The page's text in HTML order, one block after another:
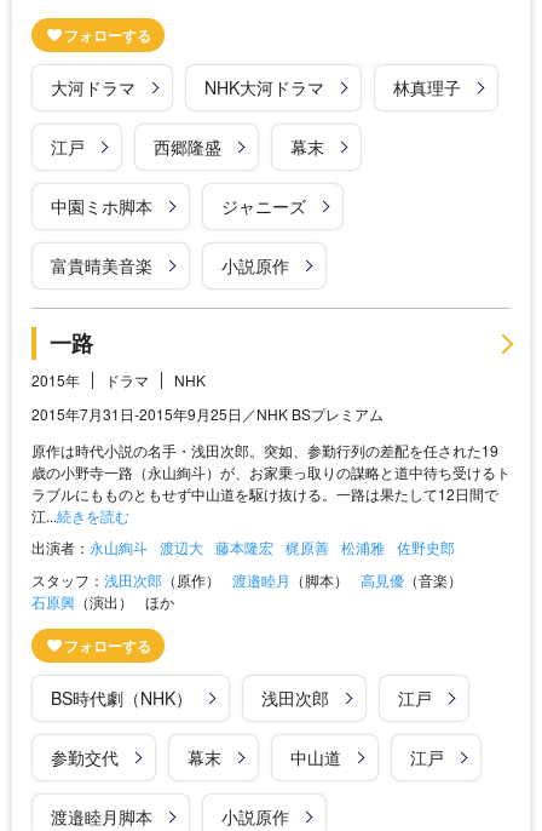
大河ドラマ NHK大河ドラマ 林真理子
江戸 西郷隆盛 幕末
中園ミホ脚本 ジャニーズ
富貴晴美音楽 小説原作
一路
2015年 ドラマ
NHK
2015年7月31日-2015年9月25日／NHK BSプレミアム
原作は時代小説の名手・浅田次郎。突如、参勤行列の差配を任された19
歳の小野寺一路（永山絢斗）が、お家乗っ取りの謀略と道中待ち受けるト
ラブルにもものともせず中山道を駆け抜ける。一路は果たして12日間で
江...続きを読む
出演者： 永山絢斗 渡辺大 藤本隆宏 梶原善 松浦雅 佐野史郎
スタッフ： 浅田次郎 （原作） 渡邉睦月 （脚本） 高見優 （音楽）
石原興 （演出） ほか
BS時代劇（NHK） 浅田次郎 江戸
参勤交代 幕末 中山道 江戸
渡邉睦月脚本 小説原作